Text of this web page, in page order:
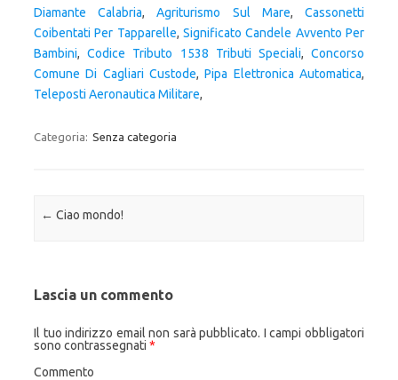
Diamante Calabria,Agriturismo Sul Mare,Cassonetti
Coibentati Per Tapparelle,Significato Candele Avvento Per
Bambini,Codice Tributo 1538 Tributi Speciali,Concorso
Comune Di Cagliari Custode,Pipa Elettronica Automatica,
Teleposti Aeronautica Militare,
Categoria: Senza categoria
Navigazione articolo
← Ciao mondo!
Lascia un commento
Il tuo indirizzo email non sarà pubblicato. I campi obbligatori
sono contrassegnati *
Commento